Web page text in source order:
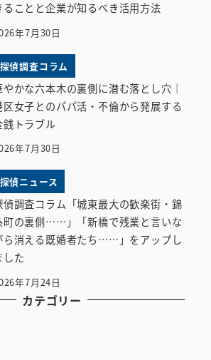
ることと企業が知るべき活用方法
年7月30日
探偵調査コラム
やかな六本木の裏側に潜む落とし穴｜
区女子とのパパ活・不倫から発展する
銭トラブル
年7月30日
探偵ニュース
偵調査コラム「城東最大の歓楽街・錦
町の裏側……」「新橋で残業と言いな
ら消える既婚者たち……」をアップし
した
年7月24日
カテゴリー